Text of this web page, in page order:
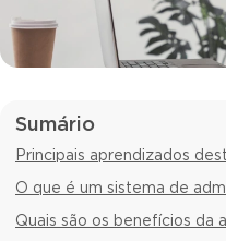
Sumário
Principais aprendizados
O que é um sistema de
Quais são os benefícios da